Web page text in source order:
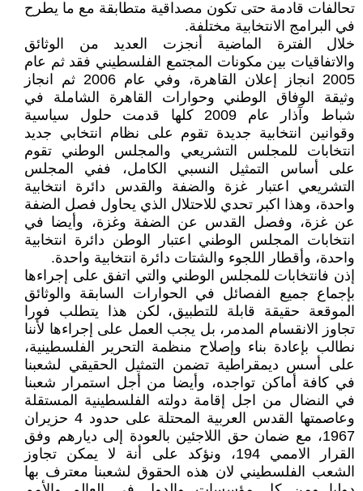
تحالفات قادمة حتى تكون مصداقية متطابقة مع ما يطرح
في البرامج الانتخابية مختلفة.
خلال الفترة الماضية أنجزت العديد من الوثائق
والاتفاقيات بين مكونات المجتمع الفلسطيني فقد ثم عام
2005 انجاز إعلان القاهرة، وفي عام 2006 ثم انجاز
وثيقة الوفاق الوطني وحوارات القاهرة الشاملة في
شباط وآذار عام 2009 كلها قدمت حلول سياسية
وقوانين انتخابية جديدة تقوم على نظام انتخابي جديد
انتخابات للمجلس التشريعي والمجلس الوطني تقوم
على أساس التمثيل النسبي الكامل، ففي المجلس
التشريعي اعتبار غزة والضفة والقدس دائرة انتخابية
واحدة، وهذا اكبر تحدي للاحتلال الذي يحاول فصل الضفة
عن غزة، وفصل القدس عن الضفة وغزة، وأيضا في
انتخابات المجلس الوطني اعتبار الوطن دائرة انتخابية
واحدة، وأقطار اللجوء والشتات دائرة انتخابية واحدة.
إذن فانتخابات للمجلس الوطني والتي اتفق على إجراءها
بإجماع جميع الفصائل في الحوارات السابقة والوثائق
الموقعة حقيقة قابلة للتطبيق، لكن هذا يتطلب فورا
تجاوز الانقسام المدمر، بل يجب العمل على إجراءها لأننا
نطالب بإعادة بناء وإصلاح منظمة التحرير الفلسطينية،
على أسس ديمقراطية تضمن التمثيل الحقيقي لشعبنا
في كافة أماكن تواجده، وأيضا من أجل استمرار شعبنا
في النضال من اجل إقامة دولته الفلسطينية المستقلة
وعاصمتها القدس العربية المحتلة على حدود 4 حزيران
1967، مع ضمان حق اللاجئين بالعودة إلى ديارهم وفق
القرار الاممي 194، ونؤكد على أنة لا يمكن تجاوز
الشعب الفلسطيني لان هذه الحقوق لشعبنا معترف بها